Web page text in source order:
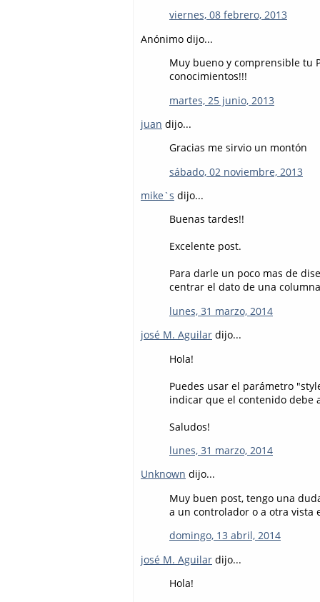
viernes, 08 febrero, 2013
Anónimo dijo...
Muy bueno y comprensible tu
conocimientos!!!
martes, 25 junio, 2013
juan dijo...
Gracias me sirvio un montón
sábado, 02 noviembre, 2013
mike`s dijo...
Buenas tardes!!
Excelente post.
Para darle un poco mas de
centrar el dato de una
lunes, 31 marzo, 2014
josé M. Aguilar dijo...
Hola!
Puedes usar el parámetro
indicar que el contenido debe
Saludos!
lunes, 31 marzo, 2014
Unknown dijo...
Muy buen post, tengo una
a un controlador o a otra vista
domingo, 13 abril, 2014
josé M. Aguilar dijo...
Hola!